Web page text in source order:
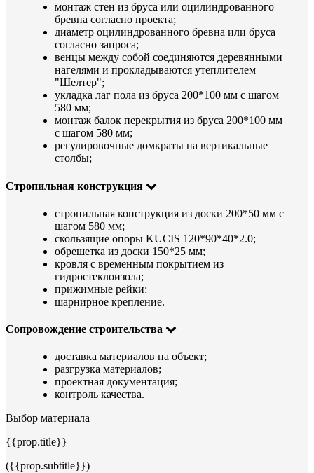
монтаж стен из бруса или оцилиндрованного
бревна согласно проекта;
диаметр оцилиндрованного бревна или бруса
согласно запроса;
венцы между собой соединяются деревянными
нагелями и прокладываются утеплителем
"Шелтер";
укладка лаг пола из бруса 200*100 мм с шагом
580 мм;
монтаж балок перекрытия из бруса 200*100 мм
с шагом 580 мм;
регулировочные домкраты на вертикальные
столбы;
Стропильная конструкция
стропильная конструкция из доски 200*50 мм с
шагом 580 мм;
скользящие опоры KUCIS 120*90*40*2.0;
обрешетка из доски 150*25 мм;
кровля с временным покрытием из
гидростеклоизола;
прижимные рейки;
шарнирное крепление.
Сопровождение строительства
доставка материалов на объект;
разгрузка материалов;
проектная документация;
контроль качества.
Выбор материала
{{prop.title}}
({{prop.subtitle}})